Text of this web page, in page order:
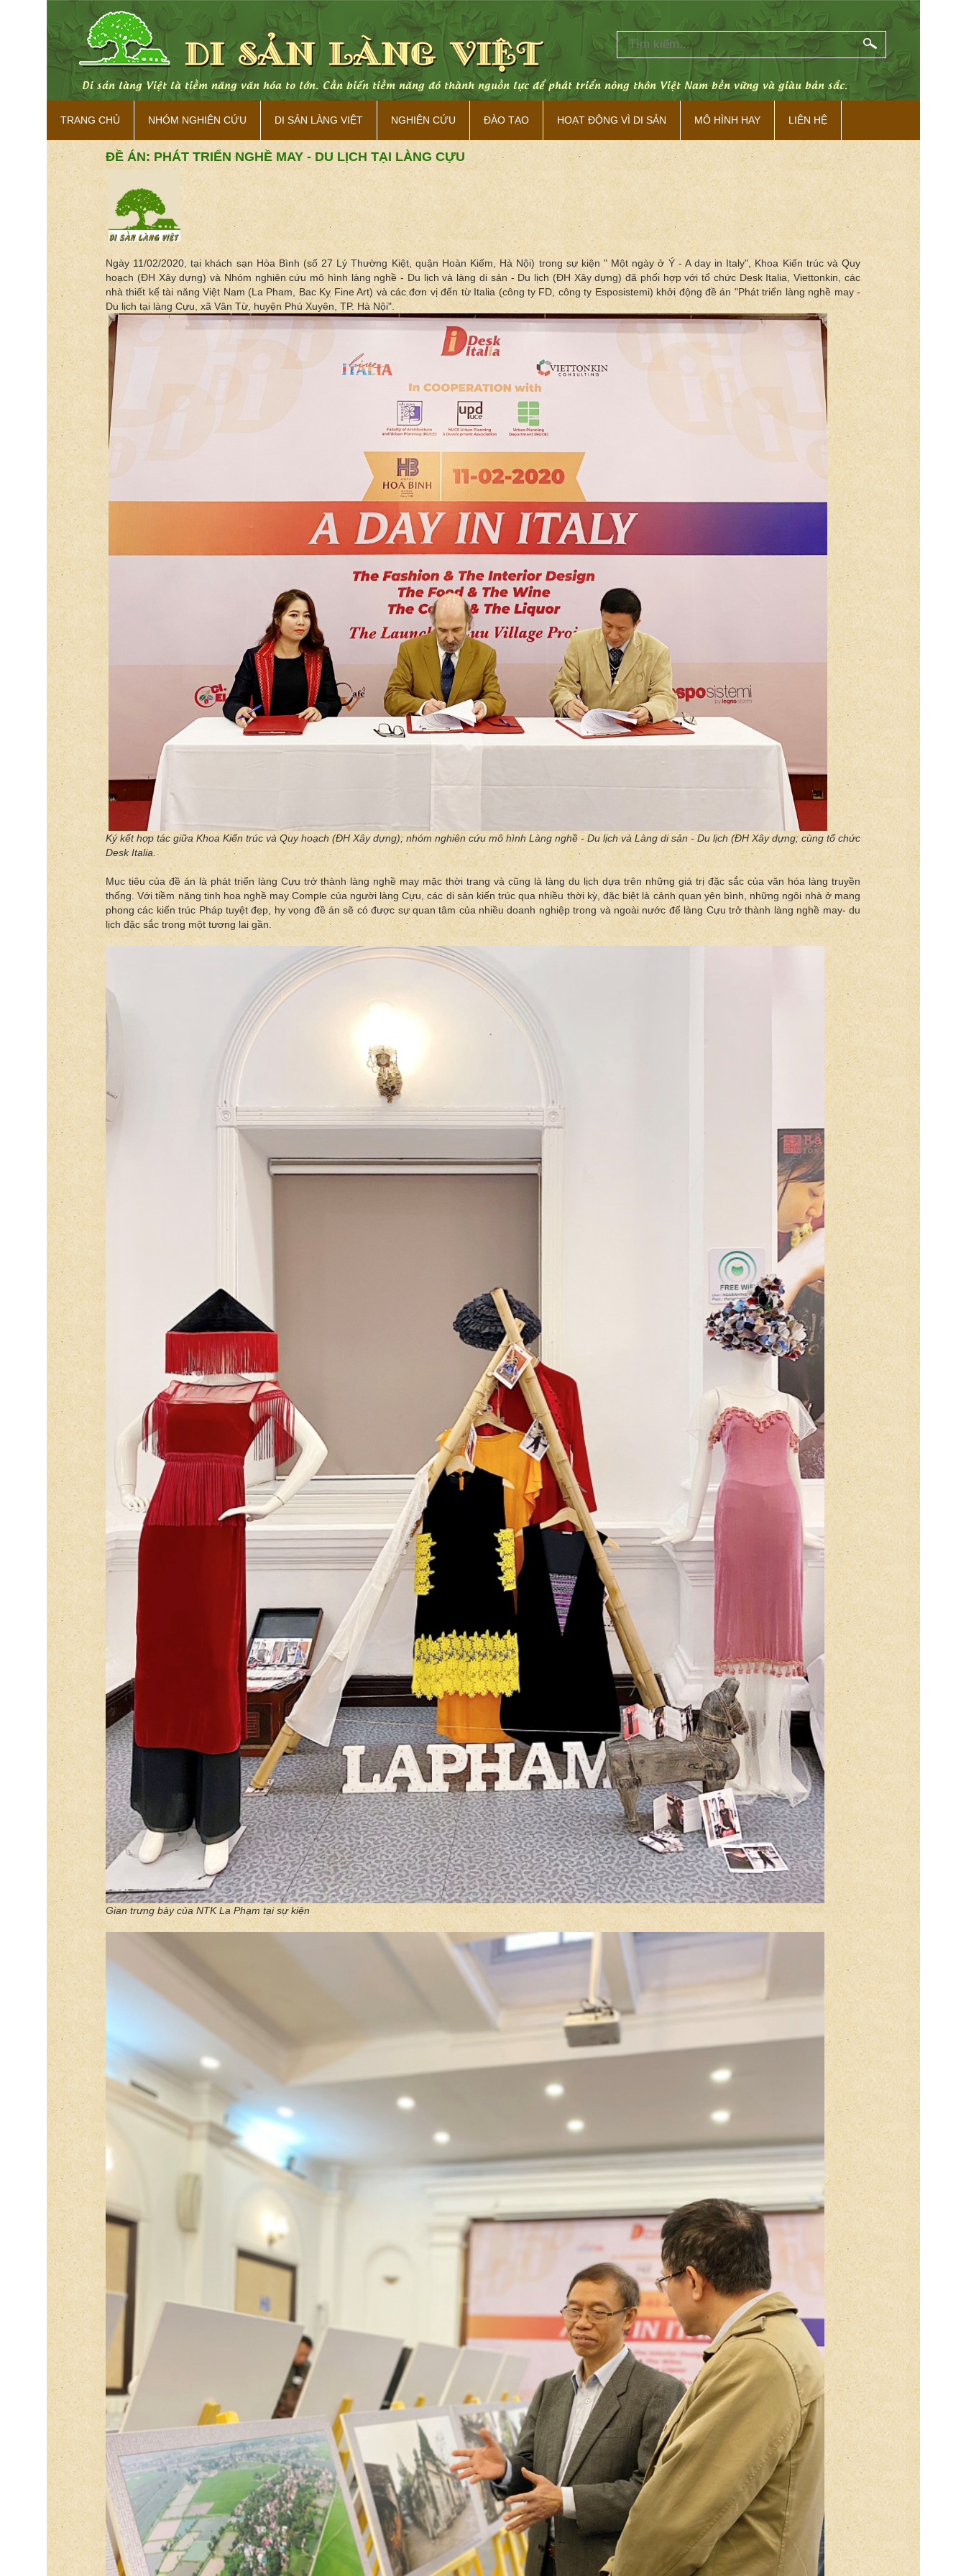
Di sản làng
năng văn hóa to lớn. Cần biến tiềm năng đó thành nguồn lực để phát triển nông thôn Việt Nam bền vững và giàu bản sắc.
TRANG CHỦ NHÓM NGHIÊN CỨU DI SẢN LÀNG VIỆT NGHIÊN CỨU ĐÀO TẠO HOẠT ĐỘNG VÌ DI SẢN MÔ HÌNH HAY LIÊN HỆ
ĐỀ ÁN: PHÁT TRIỂN NGHỀ MAY - DU LỊCH TẠI LÀNG CỰU
Ngày 11/02/2020, tại khách sạn Hòa Bình (số 27 Lý Thường Kiệt, quận Hoàn Kiếm, Hà Nội) trong sự kiện " Một ngày ở Ý - A day in Italy", Khoa Kiến trúc và Quy
hoạch (ĐH Xây dựng) và Nhóm nghiên cứu mô hình làng nghề - Du lịch và làng di sản - Du lịch (ĐH Xây dựng) đã phối hợp với tổ chức Desk Italia, Viettonkin, các
nhà thiết kế tài năng Việt Nam (La Pham, Bac Ky Fine Art) và các đơn vị đến từ Italia (công ty FD, công ty Esposistemi) khởi động đề án "Phát triển làng nghề may -
Du lịch tại làng Cựu, xã Vân Từ, huyện Phú Xuyên, TP. Hà Nội".
Ký kết hợp tác giữa Khoa Kiến trúc và Quy hoạch (ĐH Xây dựng); nhóm nghiên cứu mô hình Làng nghề - Du lịch và Làng di sản - Du lịch (ĐH Xây dựng; cùng tổ chức
Desk Italia.
Mục tiêu của đề án là phát triển làng Cựu trở thành làng nghề may mặc thời trang và cũng là làng du lịch dựa trên những giá trị đặc sắc của văn hóa làng truyền
thống. Với tiềm năng tinh hoa nghề may Comple của người làng Cựu, các di sản kiến trúc qua nhiều thời kỳ, đặc biệt là cảnh quan yên bình, những ngôi nhà ở mang
phong các kiến trúc Pháp tuyệt đẹp, hy vọng đề án sẽ có được sự quan tâm của nhiều doanh nghiệp trong và ngoài nước để làng Cựu trở thành làng nghề may- du
lịch đặc sắc trong một tương lai gần.
Gian trưng bày của NTK La Phạm tại sự kiện